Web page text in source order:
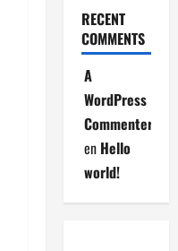
RECENT
COMMENTS
A
WordPress
Commenter
en Hello
world!